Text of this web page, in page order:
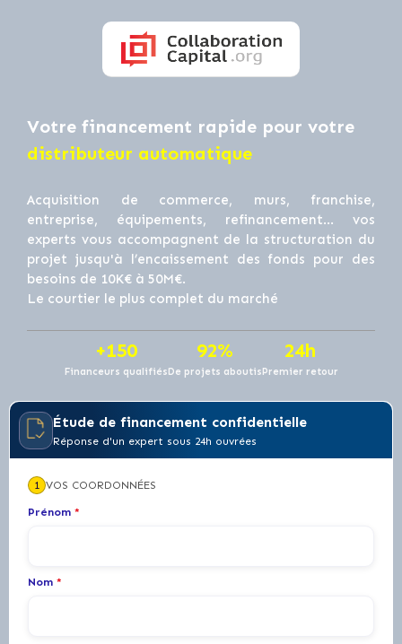
Votre financement rapide pour votre
distributeur automatique
Acquisition de commerce, murs, franchise,
entreprise, équipements, refinancement… vos
experts vous accompagnent de la structuration du
projet jusqu'à l’encaissement des fonds pour des
besoins de 10K€ à 50M€.
Le courtier le plus complet du marché
+150
Financeurs qualifiés
92%
De projets aboutis
24h
Premier retour
Étude de financement confidentielle
Réponse d'un expert sous 24h ouvrées
1 VOS COORDONNÉES
Prénom *
Nom *